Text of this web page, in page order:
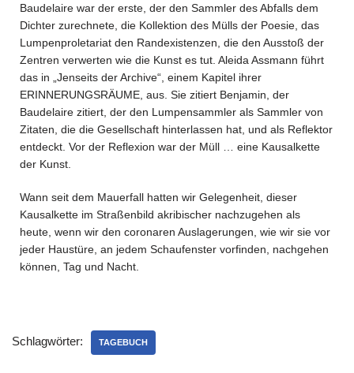
Baudelaire war der erste, der den Sammler des Abfalls dem
Dichter zurechnete, die Kollektion des Mülls der Poesie, das
Lumpenproletariat den Randexistenzen, die den Ausstoß der
Zentren verwerten wie die Kunst es tut. Aleida Assmann führt
das in „Jenseits der Archive“, einem Kapitel ihrer
ERINNERUNGSRÄUME, aus. Sie zitiert Benjamin, der
Baudelaire zitiert, der den Lumpensammler als Sammler von
Zitaten, die die Gesellschaft hinterlassen hat, und als Reflektor
entdeckt. Vor der Reflexion war der Müll … eine Kausalkette
der Kunst.
Wann seit dem Mauerfall hatten wir Gelegenheit, dieser
Kausalkette im Straßenbild akribischer nachzugehen als
heute, wenn wir den coronaren Auslagerungen, wie wir sie vor
jeder Haustüre, an jedem Schaufenster vorfinden, nachgehen
können, Tag und Nacht.
Schlagwörter: TAGEBUCH